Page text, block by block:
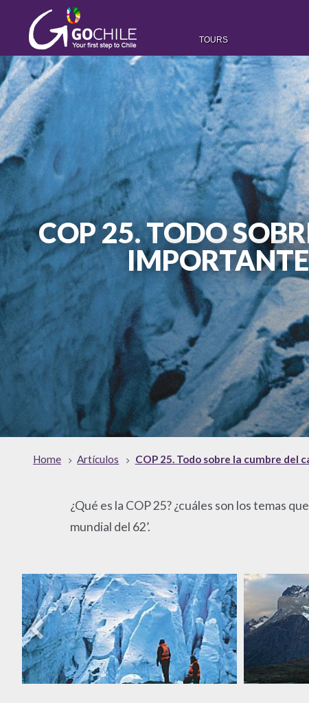
TOURS
COP 25. TODO
Home Artículos COP 25. Todo sobre la cumbre
¿Qué es la COP 25? ¿cuáles son los temas
mundial del 62’.